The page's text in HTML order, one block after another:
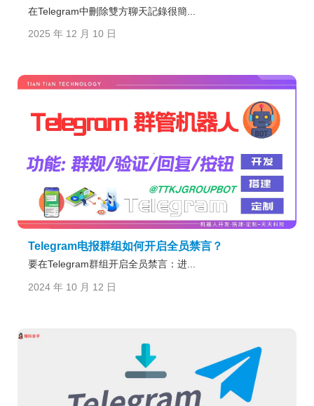
在Telegram中刪除雙方聊天記錄很簡...
2025 年 12 月 10 日
Telegram电报群组如何开启全员禁言？
要在Telegram群组开启全员禁言：进...
2024 年 10 月 12 日